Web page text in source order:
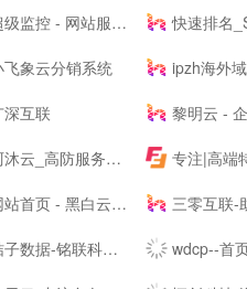
监控 - 网站服务器数据监控服务商 快速排名_SEO关键词优化_SEO网
飞象云分销系统 ipzh海外
深互联 黎明云 - 企业级云服务器、服
高防服务器_香港服务器_高性价比云计算产品 专注|高端特价|活动主机| 无套路|续费同价|
首页 - 黑白云-用心服务 三零互联-
联科技-企业级云服务器、虚拟主机、服务器租用托管服务提供商-桔子数据 wdcp--首页，免费好用易用的Linux服务